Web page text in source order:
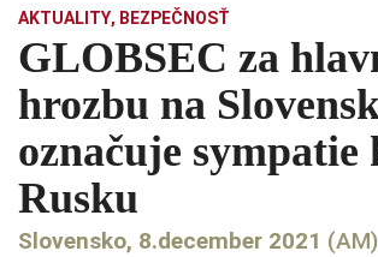
AKTUALITY, BEZPEČNOSŤ
GLOBSEC za
hrozbu na
označuje sympatie
Rusku
Slovensko, 8.december 2021 (AM)